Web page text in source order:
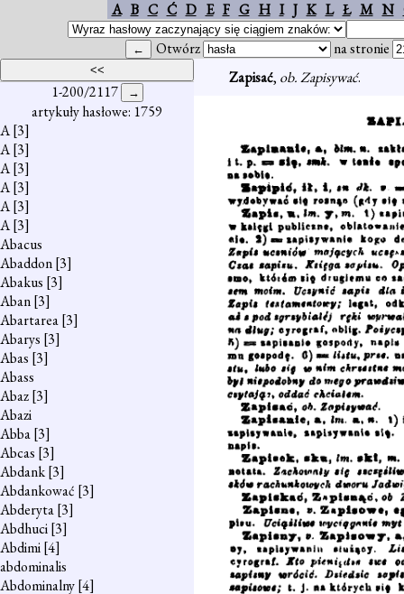
A B C Ć D E F G H I J K L Ł M N
Otwórz na stronie
1-200/2117
artykuły hasłowe: 1759
A[3]
A[3]
A[3]
A[3]
A[3]
A[3]
Abacus
Abaddon[3]
Abakus [3]
Aban[3]
Abartarea[3]
Abarys [3]
Abas [3]
Abass
Abaz[3]
Abazi
Abba[3]
Abcas [3]
Abdank[3]
Abdankować [3]
Abderyta[3]
Abdhuci[3]
Abdimi[4]
abdominalis
Abdominalny[4]
Zapisać, ob. Zapisywać.